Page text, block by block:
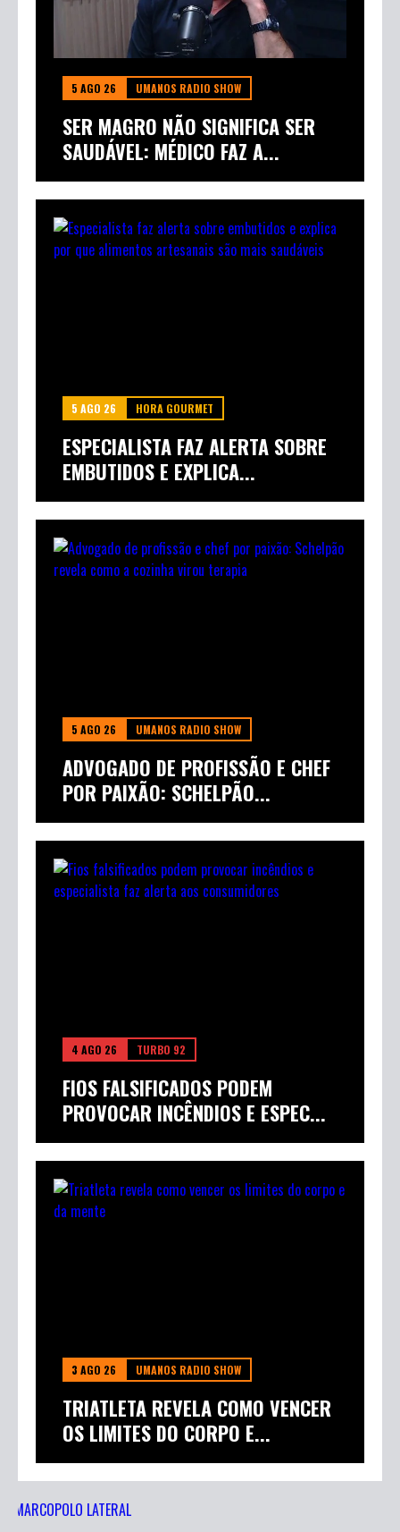
5 AGO 26 UMANOS RADIO SHOW
SER MAGRO NÃO SIGNIFICA SER
SAUDÁVEL: MÉDICO FAZ A...
5 AGO 26 HORA GOURMET
ESPECIALISTA FAZ ALERTA SOBRE
EMBUTIDOS E EXPLICA...
5 AGO 26 UMANOS RADIO SHOW
ADVOGADO DE PROFISSÃO E CHEF
POR PAIXÃO: SCHELPÃO...
4 AGO 26 TURBO 92
FIOS FALSIFICADOS PODEM
PROVOCAR INCÊNDIOS E ESPEC...
3 AGO 26 UMANOS RADIO SHOW
TRIATLETA REVELA COMO VENCER
OS LIMITES DO CORPO E...